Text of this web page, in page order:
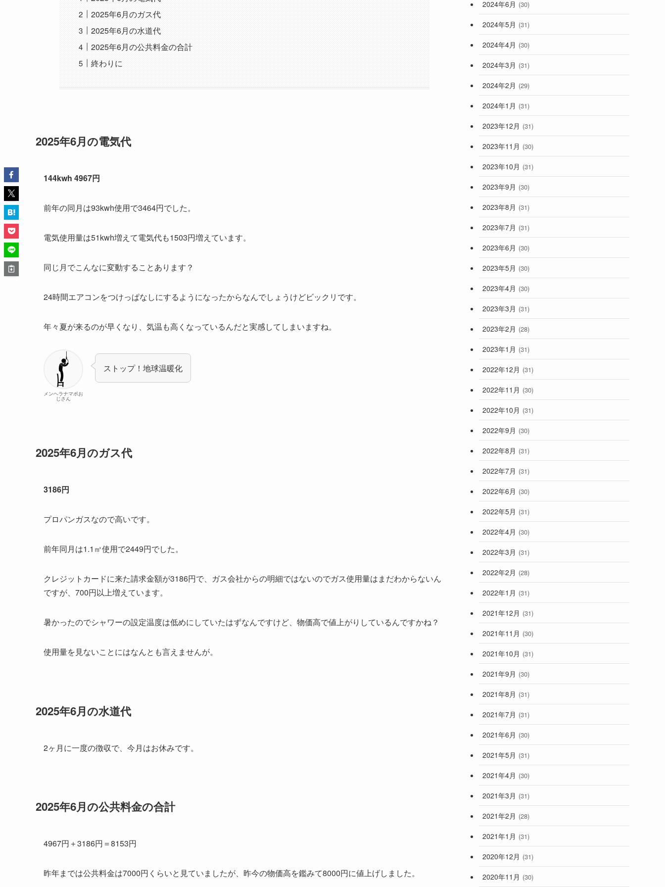
2025年6月のガス代
2025年6月の水道代
2025年6月の公共料金の合計
終わりに
2025年6月の電気代
144kwh 4967円
前年の同月は93kwh使用で3464円でした。
電気使用量は51kwh増えて電気代も1503円増えています。
同じ月でこんなに変動することあります？
24時間エアコンをつけっぱなしにするようになったからなんでしょうけどビックリです。
年々夏が来るのが早くなり、気温も高くなっているんだと実感してしまいますね。
メンヘラナマポお
じさん
ストップ！地球温暖化
2025年6月のガス代
3186円
プロパンガスなので高いです。
前年同月は1.1㎥使用で2449円でした。
クレジットカードに来た請求金額が3186円で、ガス会社からの明細ではないのでガス使用量はまだわからないん
ですが、700円以上増えています。
暑かったのでシャワーの設定温度は低めにしていたはずなんですけど、物価高で値上がりしているんですかね？
使用量を見ないことにはなんとも言えませんが。
2025年6月の水道代
2ヶ月に一度の徴収で、今月はお休みです。
2025年6月の公共料金の合計
4967円＋3186円＝8153円
昨年までは公共料金は7000円くらいと見ていましたが、昨今の物価高を鑑みて8000円に値上げしました。
2024年6月 (30)
2024年5月 (31)
2024年4月 (30)
2024年3月 (31)
2024年2月 (29)
2024年1月 (31)
2023年12月 (31)
2023年11月 (30)
2023年10月 (31)
2023年9月 (30)
2023年8月 (31)
2023年7月 (31)
2023年6月 (30)
2023年5月 (30)
2023年4月 (30)
2023年3月 (31)
2023年2月 (28)
2023年1月 (31)
2022年12月 (31)
2022年11月 (30)
2022年10月 (31)
2022年9月 (30)
2022年8月 (31)
2022年7月 (31)
2022年6月 (30)
2022年5月 (31)
2022年4月 (30)
2022年3月 (31)
2022年2月 (28)
2022年1月 (31)
2021年12月 (31)
2021年11月 (30)
2021年10月 (31)
2021年9月 (30)
2021年8月 (31)
2021年7月 (31)
2021年6月 (30)
2021年5月 (31)
2021年4月 (30)
2021年3月 (31)
2021年2月 (28)
2021年1月 (31)
2020年12月 (31)
2020年11月 (30)